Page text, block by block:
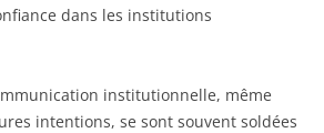
dans les institutions
institutionnelle, même
intentions, se sont souvent soldées